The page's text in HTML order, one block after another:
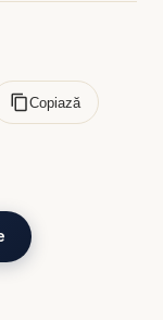
căci locul pe
locul unde
Copiază